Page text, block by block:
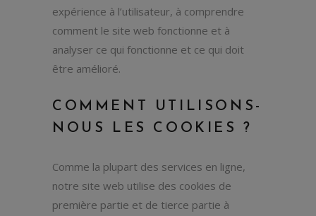
expérience à l’utilisateur, à comprendre
comment le site web fonctionne et à
analyser ce qui fonctionne et ce qui doit
être amélioré.
COMMENT UTILISONS-
NOUS LES COOKIES ?
Comme la plupart des services en ligne,
notre site web utilise des cookies de
première partie et de tierce partie à